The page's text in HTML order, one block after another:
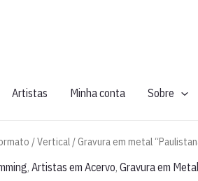
Artistas Minha conta Sobre
/Vertical / Gravura em metal
, Artistas em Acervo, Gravura em Metal